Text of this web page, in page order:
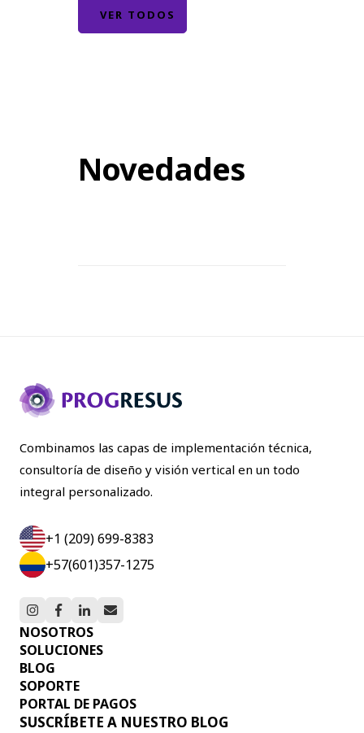
VER TODOS
Novedades
Combinamos las capas de implementación técnica,
consultoría de diseño y visión vertical en un todo
integral personalizado.
+1 (209) 699-8383
+57(601)357-1275
NOSOTROS
SOLUCIONES
BLOG
SOPORTE
PORTAL DE PAGOS
SUSCRÍBETE A NUESTRO BLOG